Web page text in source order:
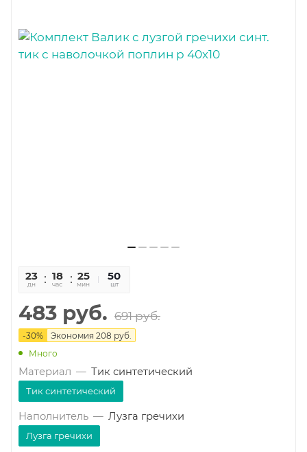
23
дн
18
час
25
мин
01
сек
50
шт
483 руб. 691руб.
-30% Экономия 208 руб.
Много
Материал — Тик синтетический
Тик синтетический
Наполнитель — Лузга гречихи
Лузга гречихи